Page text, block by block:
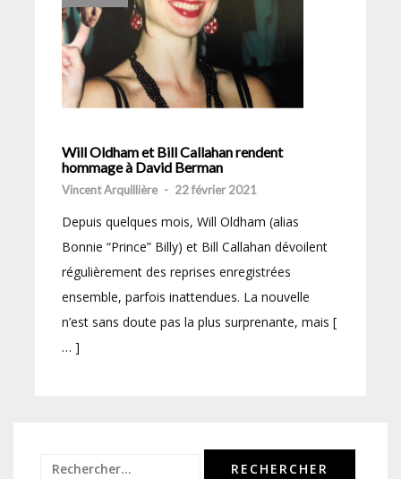
Will Oldham et Bill Callahan rendent
hommage à David Berman
Vincent Arquillière - 22 février 2021
Depuis quelques mois, Will Oldham (alias
Bonnie “Prince” Billy) et Bill Callahan dévoilent
régulièrement des reprises enregistrées
ensemble, parfois inattendues. La nouvelle
n’est sans doute pas la plus surprenante, mais [
… ]
Rechercher :